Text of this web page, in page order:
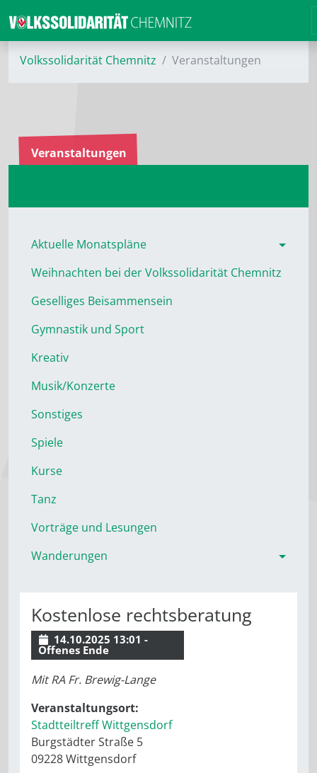
Volkssolidarität Chemnitz Veranstaltungen
Veranstaltungen
Aktuelle Monatspläne
Weihnachten bei der Volkssolidarität Chemnitz
Geselliges Beisammensein
Gymnastik und Sport
Kreativ
Musik/Konzerte
Sonstiges
Spiele
Kurse
Tanz
Vorträge und Lesungen
Wanderungen
Kostenlose rechtsberatung
14.10.2025 13:01 -
Offenes Ende
Mit RA Fr. Brewig-Lange
Veranstaltungsort:
Stadtteiltreff Wittgensdorf
Burgstädter Straße 5
09228 Wittgensdorf